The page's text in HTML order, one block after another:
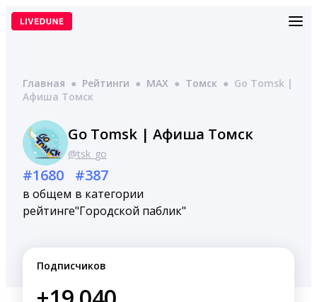
Перейти
Главная ● Рейтинги ● MAX ● Томск ● Go Tomsk |
Афиша Томск
Go Tomsk | Афиша Томск
@tsk_go
#1680
в общем
рейтинге
#387
в категории
"Городской паблик"
Подписчиков